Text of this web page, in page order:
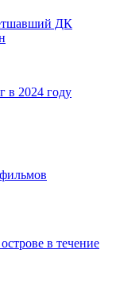
ДК
в 2024 году
в течение